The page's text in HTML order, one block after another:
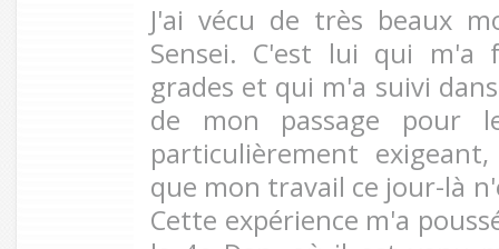
J'ai vécu de très beaux
Sensei. C'est lui qui m'a
grades et qui m'a suivi
de mon passage
particulièrement
que mon travail ce jour-là
Cette expérience m'a